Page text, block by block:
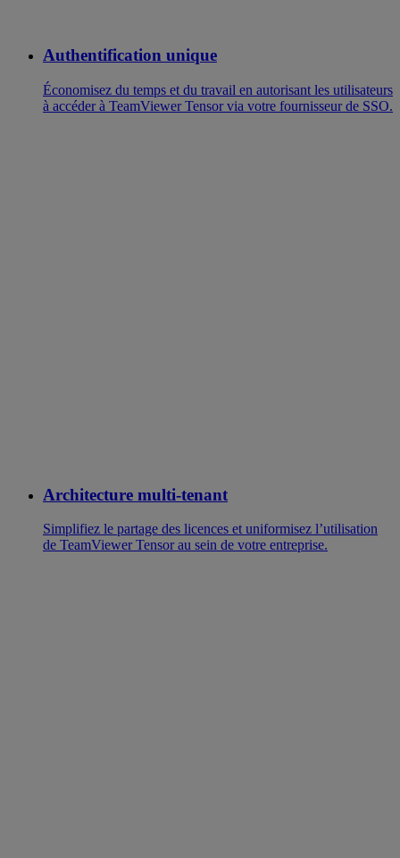
Authentification unique
Économisez du temps et du travail en autorisant les utilisateurs
à accéder à TeamViewer Tensor via votre fournisseur de SSO.
Architecture multi-tenant
Simplifiez le partage des licences et uniformisez l’utilisation
de TeamViewer Tensor au sein de votre entreprise.